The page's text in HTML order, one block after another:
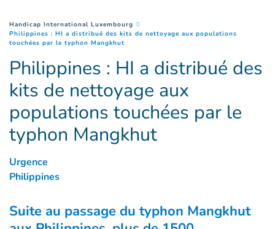
You are here :
Handicap International Luxembourg
Philippines : HI a distribué des kits de nettoyage aux populations
touchées par le typhon Mangkhut
Philippines : HI a distribué des
kits de nettoyage aux
populations touchées par le
typhon Mangkhut
Urgence
Philippines
Suite au passage du typhon Mangkhut